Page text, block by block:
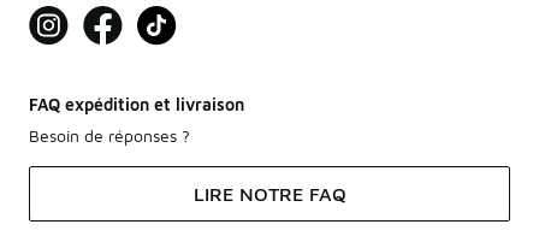
FAQ expédition et livraison
Besoin de réponses ?
LIRE NOTRE FAQ